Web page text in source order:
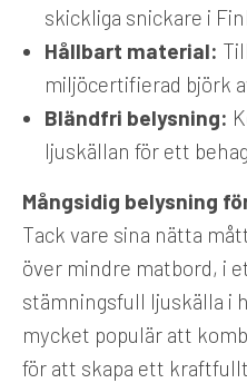
skickliga snickare i
Hållbart material:
miljöcertifierad björk
Bländfri belysning:
ljuskällan för ett
Mångsidig belysning
Tack vare sina nätta
över mindre matbord, i
stämningsfull ljuskälla i
mycket populär att
för att skapa ett